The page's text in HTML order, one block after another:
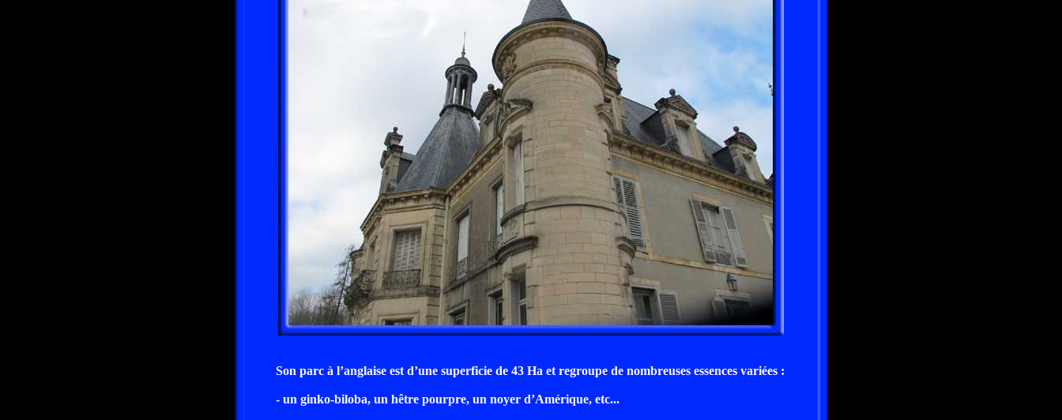
Son parc à l’anglaise est d’une superficie de 43 Ha et regroupe de nombreuses essences variées :
- un ginko-biloba, un hêtre pourpre, un noyer d’Amérique, etc...